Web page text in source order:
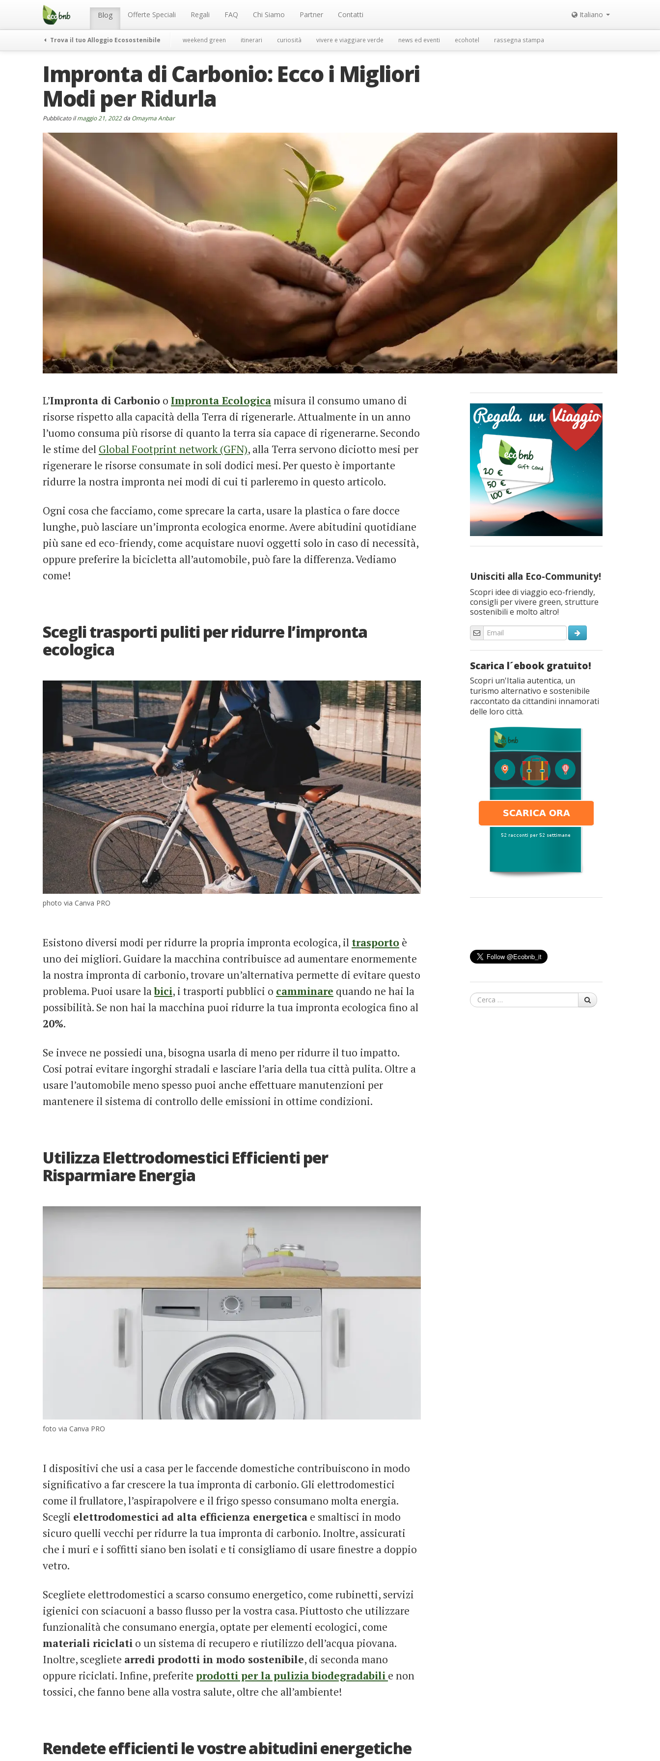
Menu Blog Offerte Speciali Regali FAQ Chi Siamo Partner Contatti Italiano
Trova il tuo Alloggio Ecosostenibile weekend green itinerari curiosità vivere e viaggiare verde news ed eventi ecohotel rassegna stampa
Impronta di Carbonio: Ecco i Migliori
Modi per Ridurla
Pubblicato ilmaggio 21, 2022da Omayma Anbar
L’Impronta di Carbonio o Impronta Ecologicamisura il consumo umano di
risorse rispetto alla capacità della Terra di rigenerarle. Attualmente in un anno
l’uomo consuma più risorse di quanto la terra sia capace di rigenerarne. Secondo
le stime del Global Footprint network (GFN), alla Terra servono diciotto mesi per
rigenerare le risorse consumate in soli dodici mesi. Per questo è importante
ridurre la nostra impronta nei modi di cui ti parleremo in questo articolo.
Ogni cosa che facciamo, come sprecare la carta, usare la plastica o fare docce
lunghe, può lasciare un’impronta ecologica enorme. Avere abitudini quotidiane
più sane ed eco-friendy, come acquistare nuovi oggetti solo in caso di necessità,
oppure preferire la bicicletta all’automobile, può fare la differenza. Vediamo
come!
Scegli trasporti puliti per ridurre l’impronta
ecologica
photo via Canva PRO
Esistono diversi modi per ridurre la propria impronta ecologica, il trasporto è
uno dei migliori. Guidare la macchina contribuisce ad aumentare enormemente
la nostra impronta di carbonio, trovare un’alternativa permette di evitare questo
problema. Puoi usare labici, i trasporti pubblici o camminare quando ne hai la
possibilità. Se non hai la macchina puoi ridurre la tua impronta ecologica fino al
20%.
Se invece ne possiedi una, bisogna usarla di meno per ridurre il tuo impatto.
Cosi potrai evitare ingorghi stradali e lasciare l’aria della tua città pulita. Oltre a
usare l’automobile meno spesso puoi anche effettuare manutenzioni per
mantenere il sistema di controllo delle emissioni in ottime condizioni.
Utilizza Elettrodomestici Efficienti per
Risparmiare Energia
foto via Canva PRO
I dispositivi che usi a casa per le faccende domestiche contribuiscono in modo
significativo a far crescere la tua impronta di carbonio. Gli elettrodomestici
come il frullatore, l’aspirapolvere e il frigo spesso consumano molta energia.
Scegli elettrodomestici ad alta efficienza energetica e smaltisci in modo
sicuro quelli vecchi per ridurre la tua impronta di carbonio. Inoltre, assicurati
che i muri e i soffitti siano ben isolati e ti consigliamo di usare finestre a doppio
vetro.
Scegliete elettrodomestici a scarso consumo energetico, come rubinetti, servizi
igienici con sciacuoni a basso flusso per la vostra casa. Piuttosto che utilizzare
funzionalità che consumano energia, optate per elementi ecologici, come
materiali riciclati o un sistema di recupero e riutilizzo dell’acqua piovana.
Inoltre, scegliete arredi prodotti in modo sostenibile, di seconda mano
oppure riciclati. Infine, preferite prodotti per la pulizia biodegradabili e non
tossici, che fanno bene alla vostra salute, oltre che all’ambiente!
Rendete efficienti le vostre abitudini energetiche
Unisciti alla Eco-Community!
Scopri idee di viaggio eco-friendly,
consigli per vivere green, strutture
sostenibili e molto altro!
Scarica l´ebook gratuito!
Scopri un'Italia autentica, un
turismo alternativo e sostenibile
raccontato da cittandini innamorati
delle loro città.
Cerca